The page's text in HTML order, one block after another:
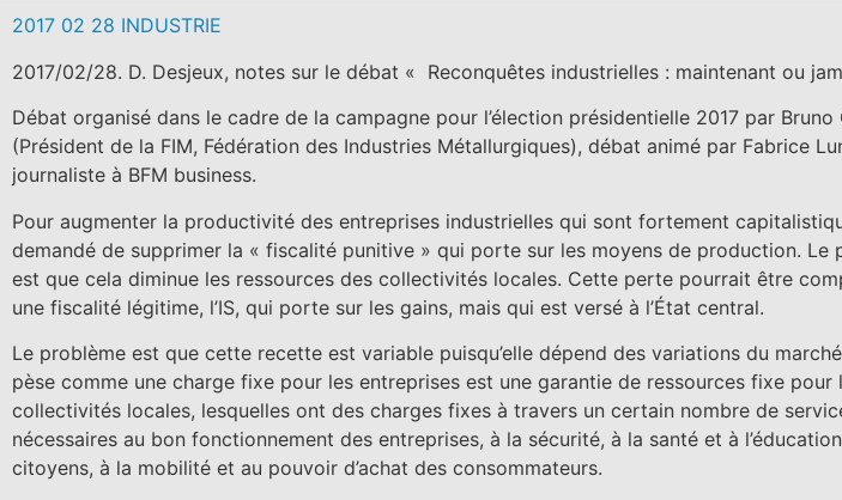
2017 02 28 INDUSTRIE
2017/02/28. D. Desjeux, notes sur le débat « Reconquêtes industrielles : maintenant ou
Débat organisé dans le cadre de la campagne pour l’élection présidentielle 2017 par Bruno
(Président de la FIM, Fédération des Industries Métallurgiques), débat animé par Fabrice
journaliste à BFM business.
Pour augmenter la productivité des entreprises industrielles qui sont fortement
demandé de supprimer la « fiscalité punitive » qui porte sur les moyens de production. Le
est que cela diminue les ressources des collectivités locales. Cette perte pourrait être
une fiscalité légitime, l’IS, qui porte sur les gains, mais qui est versé à l’État central.
Le problème est que cette recette est variable puisqu’elle dépend des variations du
pèse comme une charge fixe pour les entreprises est une garantie de ressources fixe pour
collectivités locales, lesquelles ont des charges fixes à travers un certain nombre de
nécessaires au bon fonctionnement des entreprises, à la sécurité, à la santé et à
citoyens, à la mobilité et au pouvoir d’achat des consommateurs.